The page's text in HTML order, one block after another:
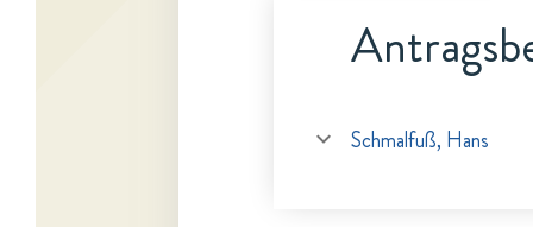
Schmalfuß, Hans